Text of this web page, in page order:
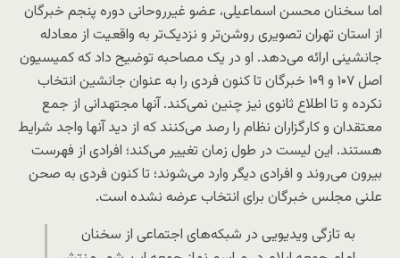
اما سخنان محسن اسماعیلی، عضو غیرروحانی دوره پنجم خبرگان
از استان تهران تصویری روشن‌تر و نزدیک‌تر به واقعیت از معادله
جانشینی ارائه می‌دهد. او در یک مصاحبه توضیح داد که کمیسیون
اصل ۱۰۷ و ۱۰۹ خبرگان تا کنون فردی را به عنوان جانشین انتخاب
نکرده و تا اطلاع ثانوی نیز چنین نمی‌کند. آنها مجتهدانی از جمع
معتقدان و کارگزاران نظام را رصد می‌کنند که از دید آنها واجد شرایط
هستند. این لیست در طول زمان تغییر می‌کند؛ افرادی از فهرست
بیرون می‌روند و افرادی دیگر وارد می‌شوند؛ تا کنون فردی به صحن
علنی مجلس خبرگان برای انتخاب عرضه نشده‌ است.
به تازگی ویدیویی در شبکه‌های اجتماعی از سخنان